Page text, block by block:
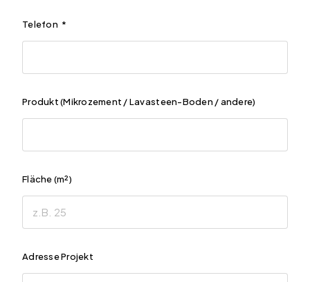
Telefon *
Produkt (Mikrozement / Lavasteen-Boden / andere)
Fläche (m²)
Adresse Projekt